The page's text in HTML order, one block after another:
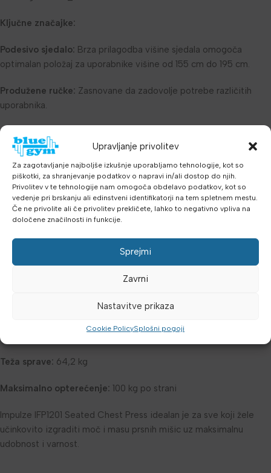
Upravljanje privolitev
Za zagotavljanje najboljše izkušnje uporabljamo tehnologije, kot so
piškotki, za shranjevanje podatkov o napravi in/ali dostop do njih.
Privolitev v te tehnologije nam omogoča obdelavo podatkov, kot so
vedenje pri brskanju ali edinstveni identifikatorji na tem spletnem mestu.
Če ne privolite ali če privolitev prekličete, lahko to negativno vpliva na
določene značilnosti in funkcije.
Sprejmi
Zavrni
Nastavitve prikaza
Cookie PolicySplošni pogoji
Ključne značajke:
Podesivo sjedalo: Brza prilagodba višine sjedala omogoča
optimalan položaj za uporabnike višine od 155 cm do 195 cm.
Produžene ručke: Zasnovane da zadovolje potrebe različitih
uporabnika.
Zaščitni pokrov:
visokokakovostne inženjerske plastike radi dodatne varnosti.
Priključak za elastične trake:Omogoča progresivni otpor
tijekom treninga.
Varnostni mehanizam:Ugrađeni limitirajući mehanizam
Višina:
Teža sprave: 64,2 kg
Maksimalno opterećenje: 100 kg po strani
Impulze IFP1201 Seated Chest Press idealan je za sve koji žele
učinkovito izgraditi moč i masu prsnih mišic uz maksimalnu
udobnost i varnost.